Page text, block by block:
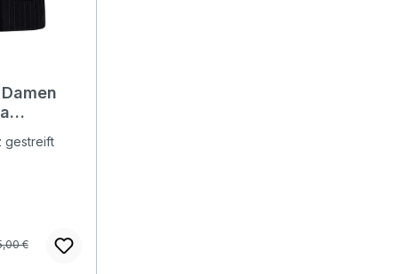
gestreift
Preis:
€